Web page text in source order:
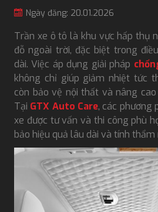
Ngày đăng: 20.01.2026
Trần xe ô tô là khu vực hấp thụ
đỗ ngoài trời, đặc biệt trong
dài. Việc áp dụng giải pháp
không chỉ giúp giảm nhiệt tức
còn bảo vệ nội thất và nâng
Tại GTX Auto Care, các phương
xe được tư vấn và thi công phù
bảo hiệu quả lâu dài và tính thẩm